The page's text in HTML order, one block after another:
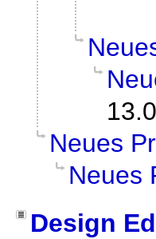
Neues
Neues
Design